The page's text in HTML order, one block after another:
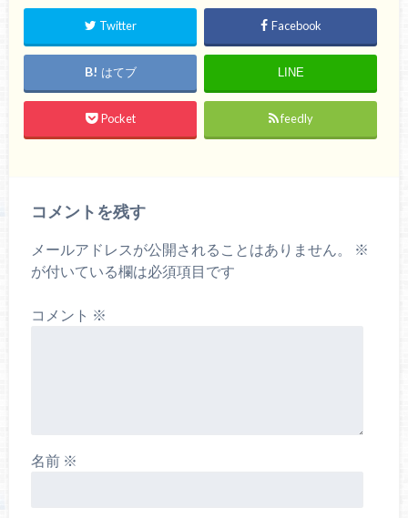
Twitter Facebook
はてブ LINE
Pocket feedly
コメントを残す
メールアドレスが公開されることはありません。
※
が付いている欄は必須項目です
コメント ※
名前 ※